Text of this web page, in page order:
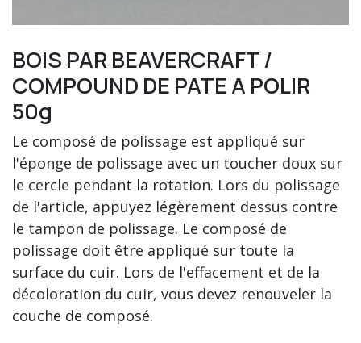
BOIS PAR BEAVERCRAFT /
COMPOUND DE PATE A POLIR
50g
Le composé de polissage est appliqué sur
l'éponge de polissage avec un toucher doux sur
le cercle pendant la rotation. Lors du polissage
de l'article, appuyez légèrement dessus contre
le tampon de polissage. Le composé de
polissage doit être appliqué sur toute la
surface du cuir. Lors de l'effacement et de la
décoloration du cuir, vous devez renouveler la
couche de composé.